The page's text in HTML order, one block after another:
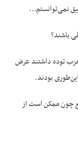
نمی‌توانستم…
باشند؟
حزب توده داشتند عرض
بودند.
چون ممکن است از